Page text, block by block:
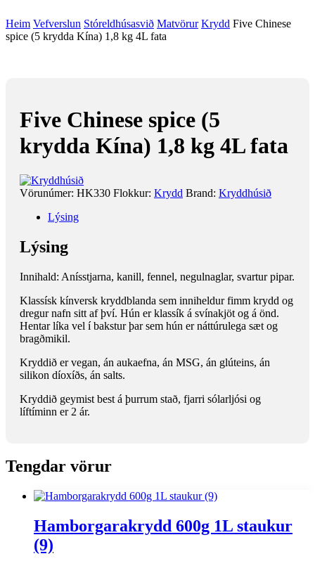
Heim Vefverslun Stóreldhúsasvið Matvörur Krydd Five Chinese
spice (5 krydda Kína) 1,8 kg 4L fata
Five Chinese spice (5
krydda Kína) 1,8 kg 4L fata
Vörunúmer: HK330 Flokkur: Krydd Brand: Kryddhúsið
Lýsing
Lýsing
Innihald: Anísstjarna, kanill, fennel, negulnaglar, svartur pipar.
Klassísk kínversk kryddblanda sem inniheldur fimm krydd og
dregur nafn sitt af því. Hún er klassík á svínakjöt og á önd.
Hentar líka vel í bakstur þar sem hún er náttúrulega sæt og
bragðmikil.
Kryddið er vegan, án aukaefna, án MSG, án glúteins, án
silikon díoxíðs, án salts.
Kryddið geymist best á þurrum stað, fjarri sólarljósi og
líftíminn er 2 ár.
Tengdar vörur
Hamborgarakrydd 600g 1L staukur
(9)